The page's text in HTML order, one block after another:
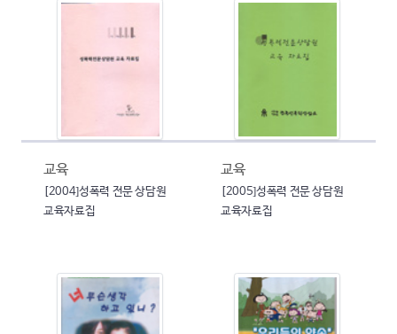
교육
[2004]성폭력 전문 상담원
교육자료집
교육
[2005]성폭력 전문 상담원
교육자료집